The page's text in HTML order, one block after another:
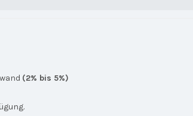
(2% bis 5%)